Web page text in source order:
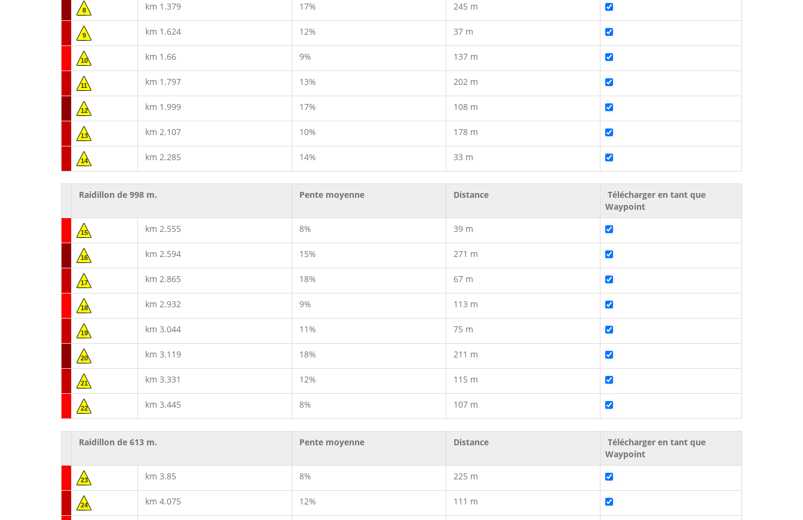
8 km 1.379 17% 245 m
9 km 1.624 12% 37 m
10 km 1.66 9% 137 m
11 km 1.797 13% 202 m
12 km 1.999 17% 108 m
13 km 2.107 10% 178 m
14 km 2.285 14% 33 m
Raidillon de 998 m. Pente moyenne Distance
Télécharger en tant que
Waypoint
15 km 2.555 8% 39 m
16 km 2.594 15% 271 m
17 km 2.865 18% 67 m
18 km 2.932 9% 113 m
19 km 3.044 11% 75 m
20 km 3.119 18% 211 m
21 km 3.331 12% 115 m
22 km 3.445 8% 107 m
Raidillon de 613 m. Pente moyenne Distance
Télécharger en tant que
Waypoint
23 km 3.85 8% 225 m
24 km 4.075 12% 111 m